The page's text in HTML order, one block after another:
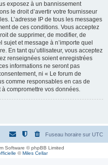
exposez à un bannissement
le droit d’avertir votre fournisseur
L’adresse IP de tous les messages
de ces conditions. Vous acceptez
de supprimer, de modifier, de
et message à n’importe quel
En tant qu’utilisateur, vous acceptez
renseignées soient enregistrées
informations ne seront pas
ni « Le forum de
comme responsables en cas de
compromettre vos données.
Fuseau horaire sur UTC
Software © phpBB Limited
©Miles Cellar